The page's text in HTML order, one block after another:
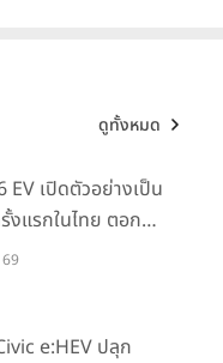
ดูทั้งหมด
EV เปิดตัวอย่างเป็น
งแรกในไทย ตอกย้ำ
Your
e:HEV ปลุก